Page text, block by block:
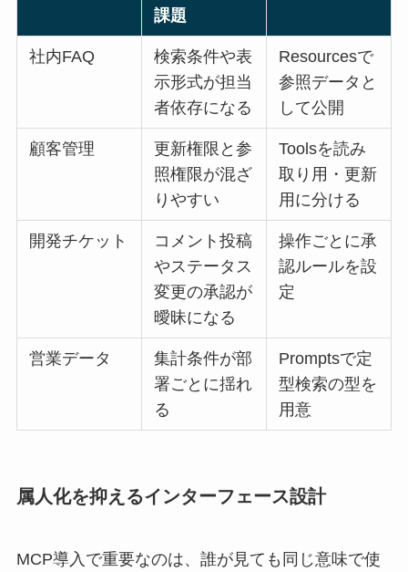
課題
社内FAQ
検索条件や表
示形式が担当
者依存になる
Resourcesで
参照データと
して公開
顧客管理
更新権限と参
照権限が混ざ
りやすい
Toolsを読み
取り用・更新
用に分ける
開発チケット
コメント投稿
やステータス
変更の承認が
曖昧になる
操作ごとに承
認ルールを設
定
営業データ
集計条件が部
署ごとに揺れ
る
Promptsで定
型検索の型を
用意
属人化を抑えるインターフェース設計
MCP導入で重要なのは、誰が見ても同じ意味で使